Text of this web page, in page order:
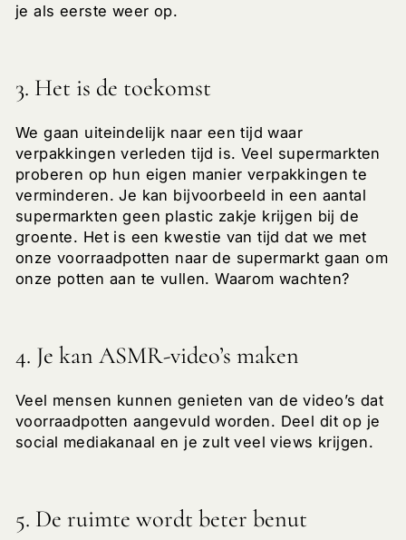
je als eerste weer op.
3. Het is de toekomst
We gaan uiteindelijk naar een tijd waar
verpakkingen verleden tijd is. Veel supermarkten
proberen op hun eigen manier verpakkingen te
verminderen. Je kan bijvoorbeeld in een aantal
supermarkten geen plastic zakje krijgen bij de
groente. Het is een kwestie van tijd dat we met
onze voorraadpotten naar de supermarkt gaan om
onze potten aan te vullen. Waarom wachten?
4. Je kan ASMR-video’s maken
Veel mensen kunnen genieten van de video’s dat
voorraadpotten aangevuld worden. Deel dit op je
social mediakanaal en je zult veel views krijgen.
5. De ruimte wordt beter benut